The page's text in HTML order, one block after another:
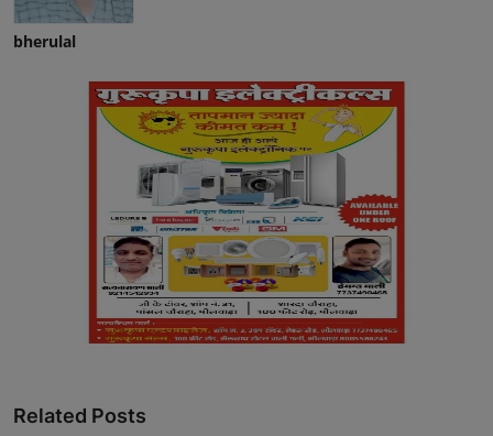
bherulal
Related Posts